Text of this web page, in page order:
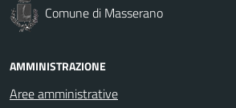
Comune di Masserano
AMMINISTRAZIONE
Aree amministrative